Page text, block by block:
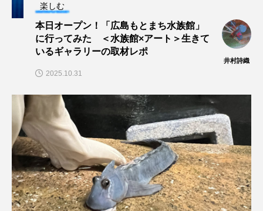
メコン川
メバル メンダコ モクズガニ モツゴ
モノノケトンガリサカタザメ
モンツキハギ ヤコウガイ
ヤッコ ヤドカリ ヤマトシマドジョウ
ヤマトヌマエビ ヤマメ ヤミヨキセワタ
ユウゼン ユウレイクラゲ ユカタハタ
楽しむ
本日オープン！「広島もとまち水族館」
に行ってみた ＜水族館×アート＞生きて
いるギャラリーの取材レポ
井村詩織
2025.10.31